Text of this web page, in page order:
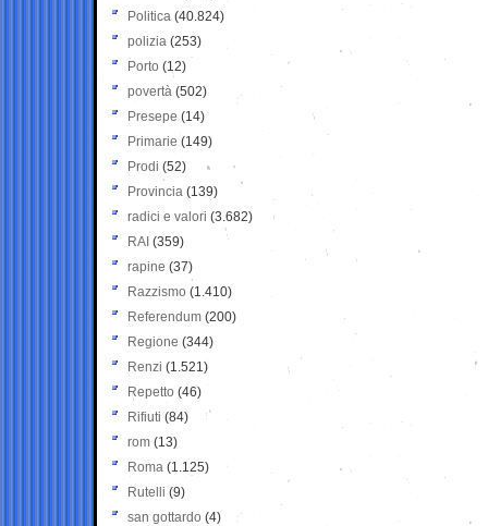
Politica (40.824)
polizia (253)
Porto (12)
povertà (502)
Presepe (14)
Primarie (149)
Prodi (52)
Provincia (139)
radici e valori (3.682)
RAI (359)
rapine (37)
Razzismo (1.410)
Referendum (200)
Regione (344)
Renzi (1.521)
Repetto (46)
Rifiuti (84)
rom (13)
Roma (1.125)
Rutelli (9)
san gottardo (4)